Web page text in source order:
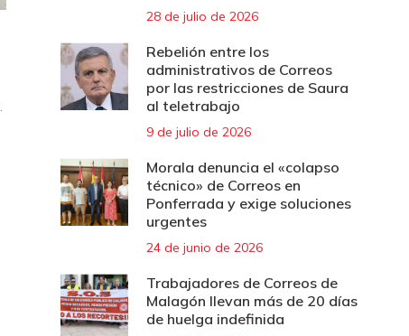
28 de julio de 2026
Rebelión entre los
administrativos de Correos
por las restricciones de Saura
al teletrabajo
9 de julio de 2026
Morala denuncia el «colapso
técnico» de Correos en
Ponferrada y exige soluciones
urgentes
24 de junio de 2026
Trabajadores de Correos de
Malagón llevan más de 20 días
de huelga indefinida